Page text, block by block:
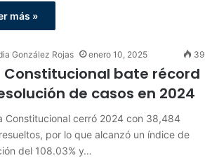
más »
González Rojas enero 10, 2025 39
Constitucional bate récord
de casos en 2024
Constitucional cerró 2024 con 38,484
por lo que alcanzó un índice de
del 108.03% y…